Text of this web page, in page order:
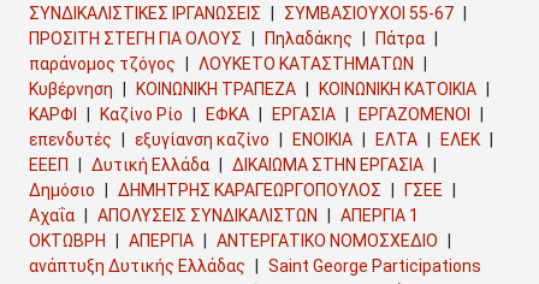
ΣΥΝΔΙΚΑΛΙΣΤΙΚΕΣ ΙΡΓΑΝΩΣΕΙΣ
ΣΥΜΒΑΣΙΟΥΧΟΙ 55-67
ΠΡΟΣΙΤΗ ΣΤΕΓΗ ΓΙΑ ΟΛΟΥΣ
Πηλαδάκης
Πάτρα
παράνομος τζόγος
ΛΟΥΚΕΤΟ ΚΑΤΑΣΤΗΜΑΤΩΝ
Κυβέρνηση
ΚΟΙΝΩΝΙΚΗ ΤΡΑΠΕΖΑ
ΚΟΙΝΩΝΙΚΗ ΚΑΤΟΙΚΙΑ
ΚΑΡΦΙ
Καζίνο Ρίο ΕΦΚΑ ΕΡΓΑΣΙΑ
ΕΡΓΑΖΟΜΕΝΟΙ
επενδυτές
εξυγίανση καζίνο ΕΝΟΙΚΙΑ ΕΛΤΑ
ΕΛΕΚ
ΕΕΕΠ
Δυτική Ελλάδα
ΔΙΚΑΙΩΜΑ ΣΤΗΝ ΕΡΓΑΣΙΑ
Δημόσιο
ΔΗΜΗΤΡΗΣ ΚΑΡΑΓΕΩΡΓΟΠΟΥΛΟΣ
ΓΣΕΕ
Αχαΐα
ΑΠΟΛΥΣΕΙΣ ΣΥΝΔΙΚΑΛΙΣΤΩΝ
ΑΠΕΡΓΙΑ 1
ΟΚΤΩΒΡΗ
ΑΠΕΡΓΙΑ
ΑΝΤΕΡΓΑΤΙΚΟ ΝΟΜΟΣΧΕΔΙΟ
ανάπτυξη Δυτικής Ελλάδας
Saint George Participations